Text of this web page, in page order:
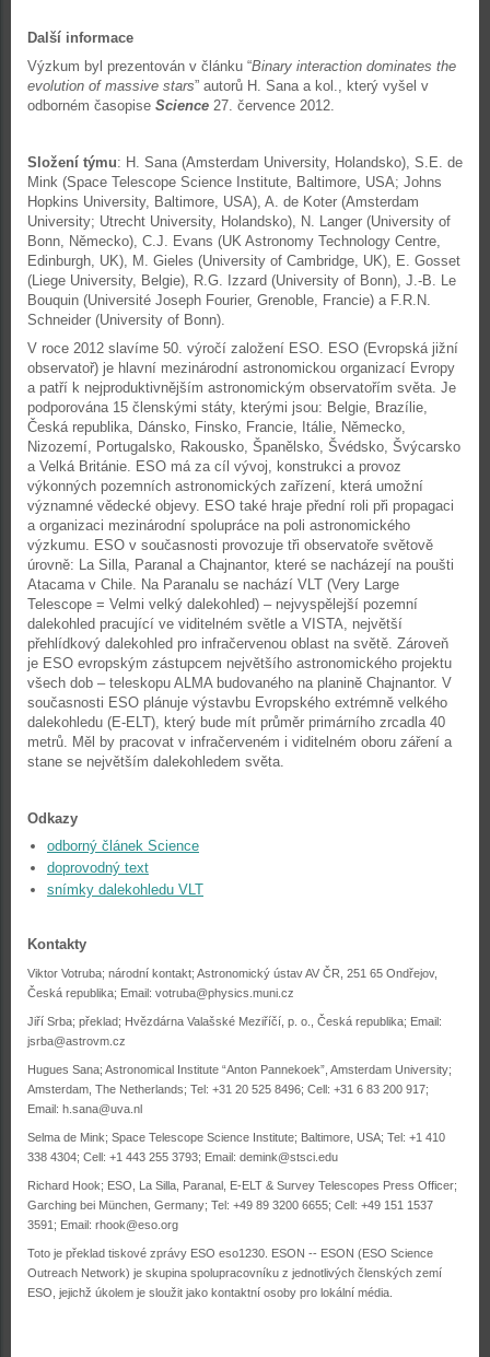
Další informace
Výzkum byl prezentován v článku “Binary interaction dominates the
evolution of massive stars” autorů H. Sana a kol., který vyšel v
odborném časopise Science 27. července 2012.
Složení týmu: H. Sana (Amsterdam University, Holandsko), S.E. de
Mink (Space Telescope Science Institute, Baltimore, USA; Johns
Hopkins University, Baltimore, USA), A. de Koter (Amsterdam
University; Utrecht University, Holandsko), N. Langer (University of
Bonn, Německo), C.J. Evans (UK Astronomy Technology Centre,
Edinburgh, UK), M. Gieles (University of Cambridge, UK), E. Gosset
(Liege University, Belgie), R.G. Izzard (University of Bonn), J.-B. Le
Bouquin (Université Joseph Fourier, Grenoble, Francie) a F.R.N.
Schneider (University of Bonn).
V roce 2012 slavíme 50. výročí založení ESO. ESO (Evropská jižní
observatoř) je hlavní mezinárodní astronomickou organizací Evropy
a patří k nejproduktivnějším astronomickým observatořím světa. Je
podporována 15 členskými státy, kterými jsou: Belgie, Brazílie,
Česká republika, Dánsko, Finsko, Francie, Itálie, Německo,
Nizozemí, Portugalsko, Rakousko, Španělsko, Švédsko, Švýcarsko
a Velká Británie. ESO má za cíl vývoj, konstrukci a provoz
výkonných pozemních astronomických zařízení, která umožní
významné vědecké objevy. ESO také hraje přední roli při propagaci
a organizaci mezinárodní spolupráce na poli astronomického
výzkumu. ESO v současnosti provozuje tři observatoře světově
úrovně: La Silla, Paranal a Chajnantor, které se nacházejí na poušti
Atacama v Chile. Na Paranalu se nachází VLT (Very Large
Telescope = Velmi velký dalekohled) – nejvyspělejší pozemní
dalekohled pracující ve viditelném světle a VISTA, největší
přehlídkový dalekohled pro infračervenou oblast na světě. Zároveň
je ESO evropským zástupcem největšího astronomického projektu
všech dob – teleskopu ALMA budovaného na planině Chajnantor. V
současnosti ESO plánuje výstavbu Evropského extrémně velkého
dalekohledu (E-ELT), který bude mít průměr primárního zrcadla 40
metrů. Měl by pracovat v infračerveném i viditelném oboru záření a
stane se největším dalekohledem světa.
Odkazy
odborný článek Science
doprovodný text
snímky dalekohledu VLT
Kontakty
Viktor Votruba; národní kontakt; Astronomický ústav AV ČR, 251 65 Ondřejov,
Česká republika; Email: votruba@physics.muni.cz
Jiří Srba; překlad; Hvězdárna Valašské Meziříčí, p. o., Česká republika; Email:
jsrba@astrovm.cz
Hugues Sana; Astronomical Institute “Anton Pannekoek”, Amsterdam University;
Amsterdam, The Netherlands; Tel: +31 20 525 8496; Cell: +31 6 83 200 917;
Email: h.sana@uva.nl
Selma de Mink; Space Telescope Science Institute; Baltimore, USA; Tel: +1 410
338 4304; Cell: +1 443 255 3793; Email: demink@stsci.edu
Richard Hook; ESO, La Silla, Paranal, E-ELT & Survey Telescopes Press Officer;
Garching bei München, Germany; Tel: +49 89 3200 6655; Cell: +49 151 1537
3591; Email: rhook@eso.org
Toto je překlad tiskové zprávy ESO eso1230. ESON -- ESON (ESO Science
Outreach Network) je skupina spolupracovníku z jednotlivých členských zemí
ESO, jejichž úkolem je sloužit jako kontaktní osoby pro lokální média.